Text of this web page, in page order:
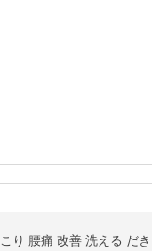
り 腰痛 改善 洗える だ